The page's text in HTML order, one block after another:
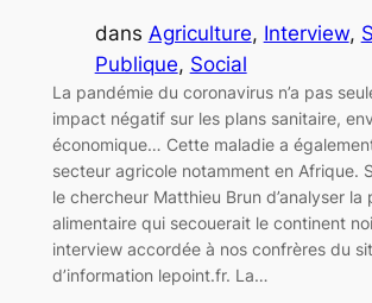
dans Agriculture, Interview,
Publique, Social
La pandémie du coronavirus n’a pas
impact négatif sur les plans sanitaire,
économique… Cette maladie a
secteur agricole notamment en Afrique.
le chercheur Matthieu Brun d’analyser la
alimentaire qui secouerait le continent
interview accordée à nos confrères du
d’information lepoint.fr. La…